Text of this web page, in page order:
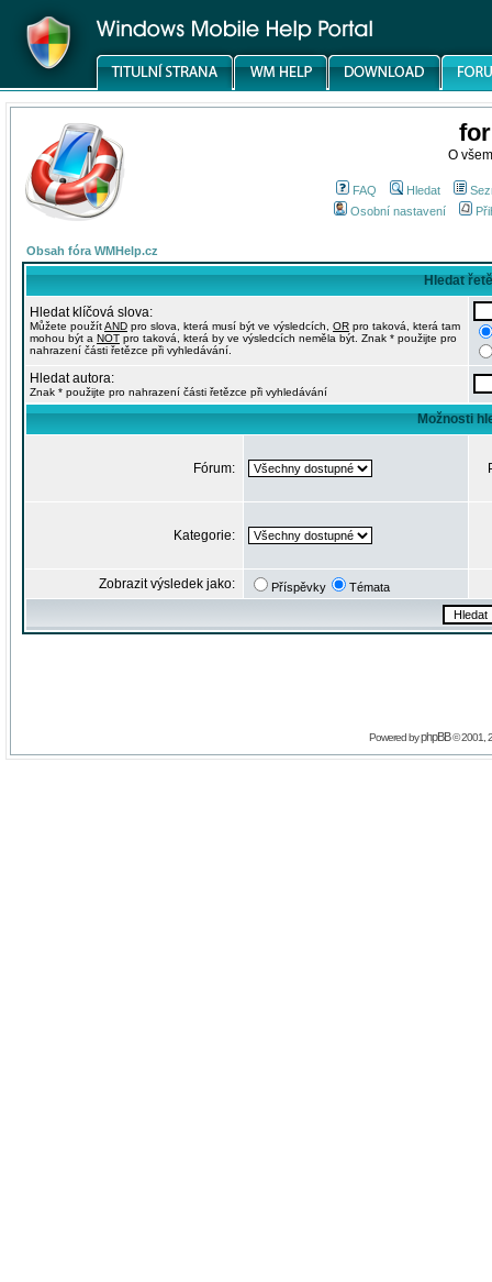
O
FAQ Hledat
Osobní nastavení
Obsah fóra WMHelp.cz
Hledat
Hledat klíčová slova:
Můžete použítAND pro slova, která musí být ve výsledcích, OR pro taková, která tam
mohou být a NOT pro taková, která by ve výsledcích neměla být. Znak * použijte pro
nahrazení části řetězce při vyhledávání.
Hledat autora:
Znak * použijte pro nahrazení části řetězce při vyhledávání
Možnosti
Fórum:
Kategorie:
Zobrazit výsledek jako: Příspěvky Témata
Powered byphpBB© 2001,